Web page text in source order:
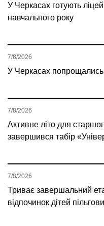
У Черкасах готують
навчального року
У Черкасах попрощались
7/8/2026
Активне літо для
завершився табір
7/8/2026
Триває завершальний
відпочинок дітей
7/8/2026